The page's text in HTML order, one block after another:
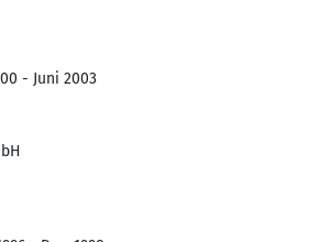
- Juni 2003